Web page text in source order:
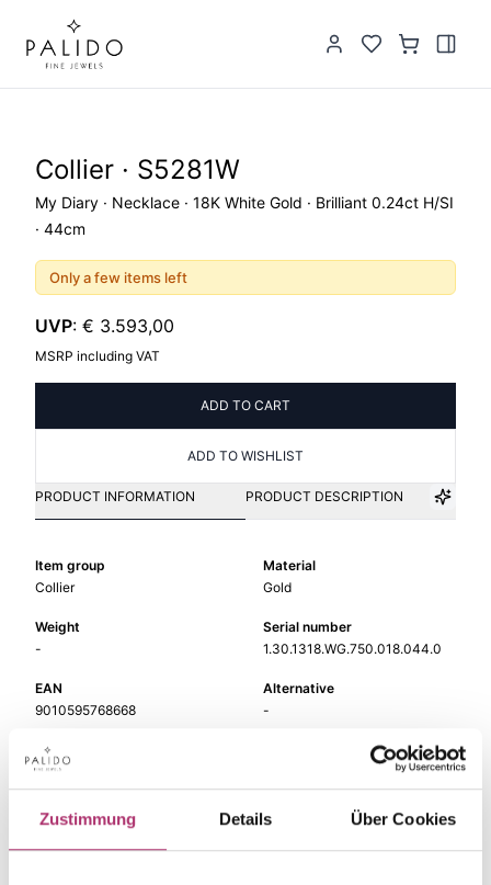
Zustimmung Details Über Cookies
Collier · S5281W
My Diary · Necklace · 18K White Gold · Brilliant 0.24ct H/SI
· 44cm
Only a few items left
UVP: € 3.593,00
MSRP including VAT
ADD TO CART
ADD TO WISHLIST
PRODUCT INFORMATION PRODUCT DESCRIPTION
Item group
Collier
Material
Gold
Weight
-
Serial number
1.30.1318.WG.750.018.044.0
EAN
9010595768668
Alternative
-
Metal Fineness
750
Length